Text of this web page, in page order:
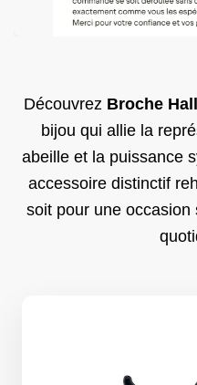
Découvrez Broche
bijou qui allie la
abeille et la puissance
accessoire distinctif
soit pour une